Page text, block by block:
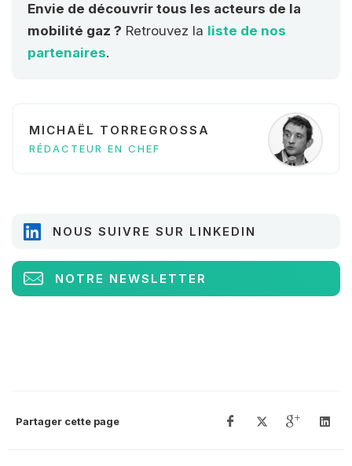
Envie de découvrir tous les acteurs de la
mobilité gaz ? Retrouvez la liste de nos
partenaires.
MICHAËL TORREGROSSA
RÉDACTEUR EN CHEF
NOUS SUIVRE SUR LINKEDIN
NOTRE NEWSLETTER
Partager cette page